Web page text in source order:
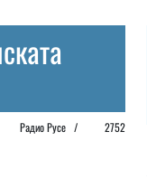
Радио Русе / 2752